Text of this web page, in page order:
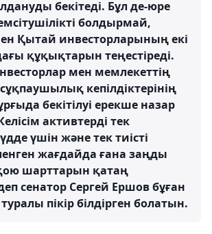
бекітеді. Бұл де-юре
болдырмай,
Қытай инвесторларының екі
құқықтарын теңестіреді.
мен мемлекеттің
кепілдіктерінің
бекітілуі ерекше назар
активтерді тек
үшін және тек тиісті
жағдайда ғана заңды
шарттарын қатаң
сенатор Сергей Ершов бұған
пікір білдірген болатын.